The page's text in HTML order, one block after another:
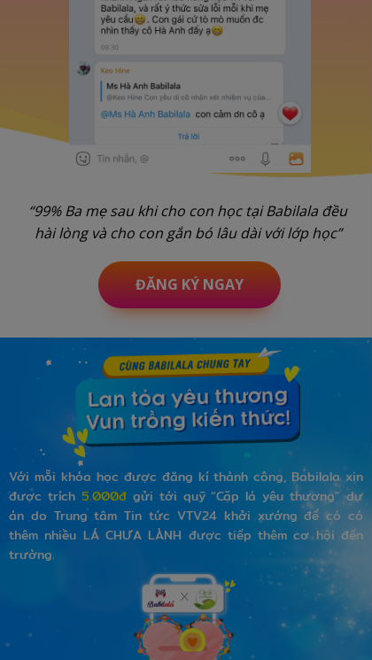
“99% Ba mẹ sau khi cho con học tại Babilala đều
hài lòng và cho con gắn bó lâu dài với lớp học”
ĐĂNG KÝ NGAY
Với mỗi khóa học được đăng kí thành công, Babilala xin
được trích 5.000đgửi tới quỹ “Cặp lá yêu thương” dự
án do Trung tâm Tin tức VTV24 khởi xướng để có có
thêm nhiều LÁ CHƯA LÀNH được tiếp thêm cơ hội đến
trường.